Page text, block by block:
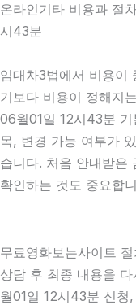
온라인기타 비용과 절
시43분
임대차3법에서 비용이
기보다 비용이 정해지
06월01일 12시43분
목, 변경 가능 여부가
습니다. 처음 안내받은
확인하는 것도 중요합
무료영화보는사이트
상담 후 최종 내용을
월01일 12시43분 신청